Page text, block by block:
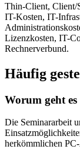
Thin-Client, Client/
IT-Kosten, IT-
Lizenzkosten, IT-
Rechnerverbund.
Häufig
Worum geht
Die Seminararbeit
herkömmlichen